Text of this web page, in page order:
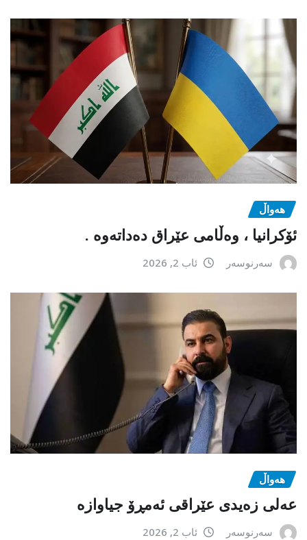
هەواڵ
ئۆکرانیا ، وەڵامی عێراق دەداتەوە .
سەرنوسەر ئاب 2, 2026
هەواڵ
عەلی زەیدی عێراقی ئەمڕۆ جیاوازە
سەرنوسەر ئاب 2, 2026